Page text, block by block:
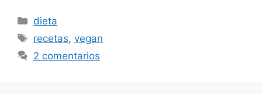
Categorías
dieta
Etiquetas
recetas,vegan
2 comentarios